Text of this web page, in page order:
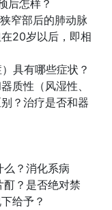
后怎样？
窄部后的肺动脉
20岁以后，即相
具有哪些症状？
质性（风湿性、
？治疗是否和器
？消化系病
？是否绝对禁
给予？